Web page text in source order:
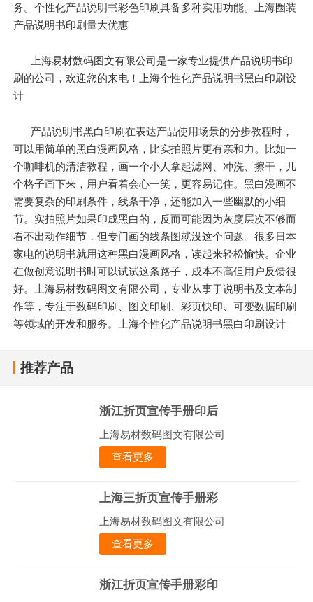
务。个性化产品说明书彩色印刷具备多种实用功能。上海圈装
产品说明书印刷量大优惠
上海易材数码图文有限公司是一家专业提供产品说明书印
刷的公司，欢迎您的来电！上海个性化产品说明书黑白印刷设
计
产品说明书黑白印刷在表达产品使用场景的分步教程时，
可以用简单的黑白漫画风格，比实拍照片更有亲和力。比如一
个咖啡机的清洁教程，画一个小人拿起滤网、冲洗、擦干，几
个格子画下来，用户看着会心一笑，更容易记住。黑白漫画不
需要复杂的印刷条件，线条干净，还能加入一些幽默的小细
节。实拍照片如果印成黑白的，反而可能因为灰度层次不够而
看不出动作细节，但专门画的线条图就没这个问题。很多日本
家电的说明书就用这种黑白漫画风格，读起来轻松愉快。企业
在做创意说明书时可以试试这条路子，成本不高但用户反馈很
好。上海易材数码图文有限公司，专业从事于说明书及文本制
作等，专注于数码印刷、图文印刷、彩页快印、可变数据印刷
等领域的开发和服务。上海个性化产品说明书黑白印刷设计
推荐产品
浙江折页宣传手册印后
上海易材数码图文有限公司
查看更多
上海三折页宣传手册彩
上海易材数码图文有限公司
查看更多
浙江折页宣传手册彩印